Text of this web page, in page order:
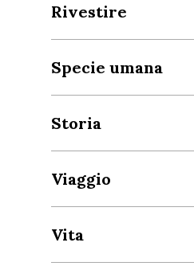
Rivestire
Specie umana
Storia
Viaggio
Vita